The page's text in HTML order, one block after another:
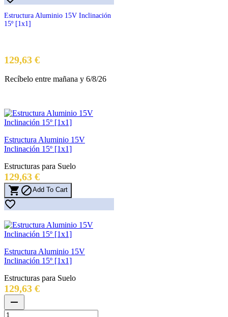
Estructura Aluminio 15V Inclinación
15º [1x1]
129,63 €Precio
Recíbelo entre mañana y 6/8/26
Estructura Aluminio 15V
Inclinación 15º [1x1]
Estructuras para Suelo
129,63 €Precio
 Add To Cart

Estructura Aluminio 15V
Inclinación 15º [1x1]
Estructuras para Suelo
129,63 €Precio
remove